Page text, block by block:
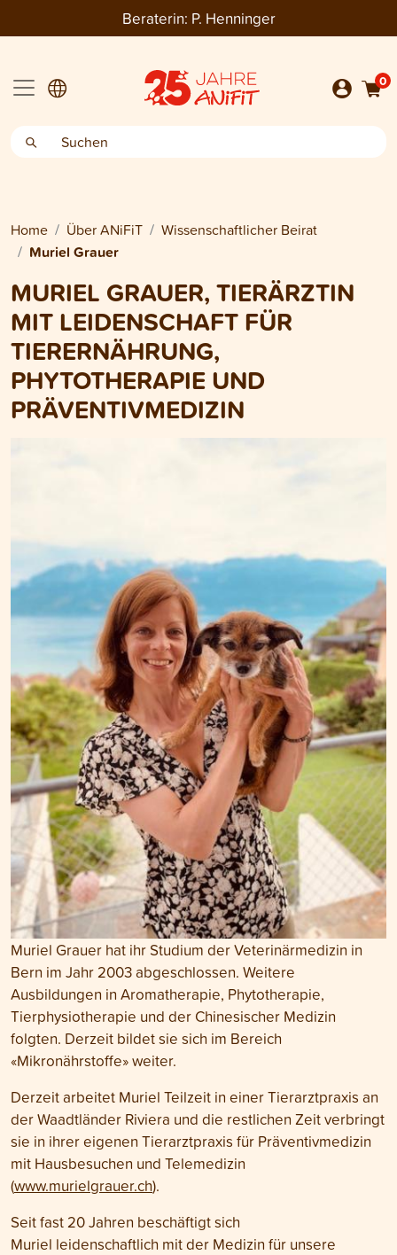
Beraterin: P. Henninger
0
Home Über ANiFiT Wissenschaftlicher Beirat
Muriel Grauer
MURIEL GRAUER, TIERÄRZTIN
MIT LEIDENSCHAFT FÜR
TIERERNÄHRUNG,
PHYTOTHERAPIE UND
PRÄVENTIVMEDIZIN
Muriel Grauer hat ihr Studium der Veterinärmedizin in
Bern im Jahr 2003 abgeschlossen. Weitere
Ausbildungen in Aromatherapie, Phytotherapie,
Tierphysiotherapie und der Chinesischer Medizin
folgten. Derzeit bildet sie sich im Bereich
«Mikronährstoffe» weiter.
Derzeit arbeitet Muriel Teilzeit in einer Tierarztpraxis an
der Waadtländer Riviera und die restlichen Zeit verbringt
sie in ihrer eigenen Tierarztpraxis für Präventivmedizin
mit Hausbesuchen und Telemedizin
(www.murielgrauer.ch).
Seit fast 20 Jahren beschäftigt sich
Muriel leidenschaftlich mit der Medizin für unsere